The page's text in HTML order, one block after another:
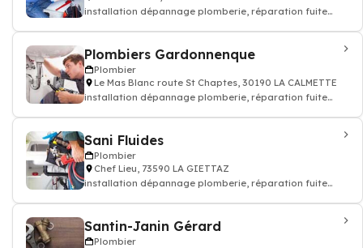
installation dépannage plomberie, réparation fuite
Plombiers Gardonnenque
Plombier
Le Mas Blanc route St Chaptes, 30190 LA CALMETTE
installation dépannage plomberie, réparation fuite
Sani Fluides
Plombier
Chef Lieu, 73590 LA GIETTAZ
installation dépannage plomberie, réparation fuite
Santin-Janin Gérard
Plombier